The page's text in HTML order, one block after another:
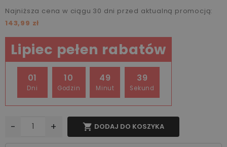
Najniższa cena w ciągu 30 dni przed aktualną promocją:
143,99 zł
Lipiec pełen rabatów
01
Dni
10
Godzin
49
Minut
39
Sekund
- +  DODAJ DO KOSZYKA